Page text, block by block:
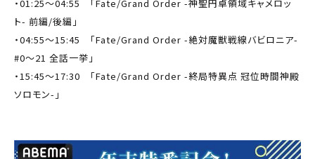
・01:25～04:55 「Fate/Grand Order -神聖円卓領域キャメロッ
ト- 前編/後編」
・04:55～15:45 「Fate/Grand Order -絶対魔獣戦線バビロニア-
#0～21 全話一挙」
・15:45～17:30 「Fate/Grand Order -終局特異点 冠位時間神殿
ソロモン-」